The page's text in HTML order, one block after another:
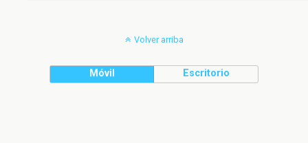
Volver arriba
Móvil Escritorio